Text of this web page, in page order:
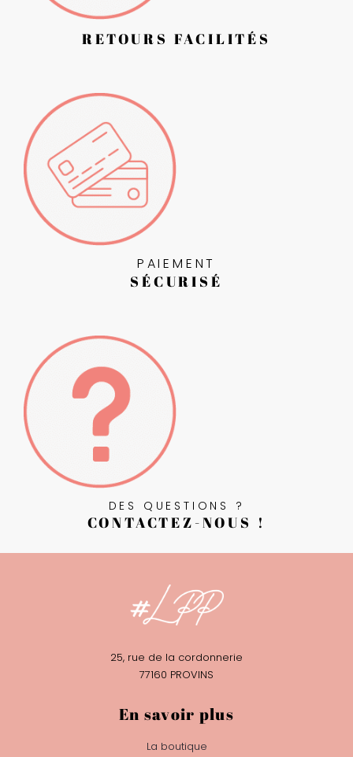
RETOURS FACILITÉS
PAIEMENT
SÉCURISÉ
DES QUESTIONS ?
CONTACTEZ-NOUS !
25, rue de la cordonnerie
77160 PROVINS
En savoir plus
La boutique